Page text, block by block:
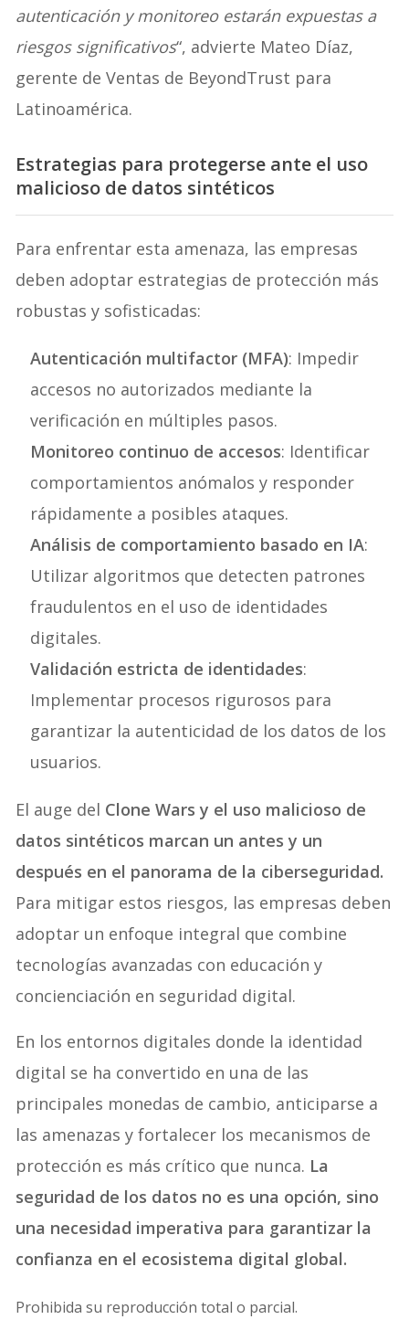
autenticación y monitoreo estarán expuestas a
riesgos significativos“, advierte Mateo Díaz,
gerente de Ventas de BeyondTrust para
Latinoamérica.
Estrategias para protegerse ante el uso
malicioso de datos sintéticos
Para enfrentar esta amenaza, las empresas
deben adoptar estrategias de protección más
robustas y sofisticadas:
Autenticación multifactor (MFA): Impedir
accesos no autorizados mediante la
verificación en múltiples pasos.
Monitoreo continuo de accesos: Identificar
comportamientos anómalos y responder
rápidamente a posibles ataques.
Análisis de comportamiento basado en IA:
Utilizar algoritmos que detecten patrones
fraudulentos en el uso de identidades
digitales.
Validación estricta de identidades:
Implementar procesos rigurosos para
garantizar la autenticidad de los datos de los
usuarios.
El auge del Clone Wars y el uso malicioso de
datos sintéticos marcan un antes y un
después en el panorama de la ciberseguridad.
Para mitigar estos riesgos, las empresas deben
adoptar un enfoque integral que combine
tecnologías avanzadas con educación y
concienciación en seguridad digital.
En los entornos digitales donde la identidad
digital se ha convertido en una de las
principales monedas de cambio, anticiparse a
las amenazas y fortalecer los mecanismos de
protección es más crítico que nunca. La
seguridad de los datos no es una opción, sino
una necesidad imperativa para garantizar la
confianza en el ecosistema digital global.
Prohibida su reproducción total o parcial.